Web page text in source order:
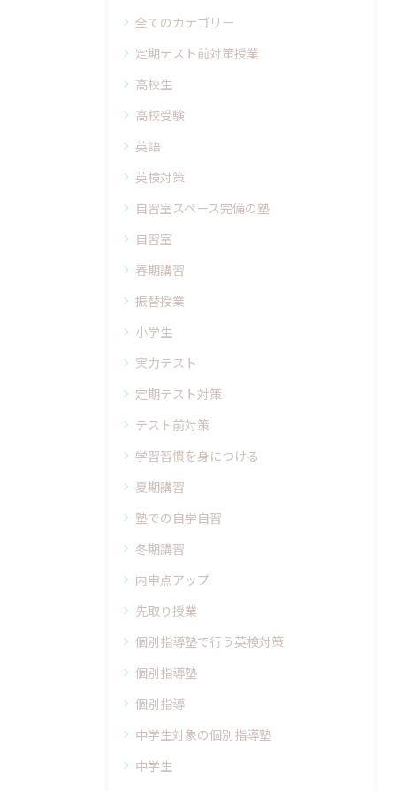
全てのカテゴリー
定期テスト前対策授業
高校生
高校受験
英語
英検対策
自習室スペース完備の塾
自習室
春期講習
振替授業
小学生
実力テスト
定期テスト対策
テスト前対策
学習習慣を身につける
夏期講習
塾での自学自習
冬期講習
内申点アップ
先取り授業
個別指導塾で行う英検対策
個別指導塾
個別指導
中学生対象の個別指導塾
中学生